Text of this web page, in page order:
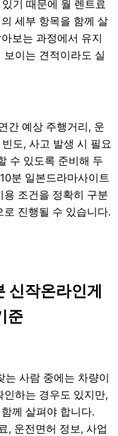
기 때문에 월 렌트료
세부 항목을 함께 살
보는 과정에서 유지
이는 견적이라도 실
간 예상 주행거리, 운
도, 사고 발생 시 필요
수 있도록 준비해 두
분 일본드라마사이트
조건을 정확히 구분
진행될 수 있습니다.
작온라인게
준
사람 중에는 차량이
하는 경우도 있지만,
께 살펴야 합니다.
, 운전면허 정보, 사업